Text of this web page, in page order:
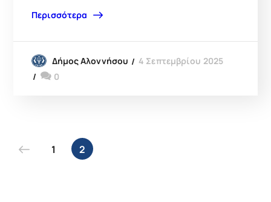
Περισσότερα
Δήμος Αλοννήσου
4 Σεπτεμβρίου 2025
0
1 2